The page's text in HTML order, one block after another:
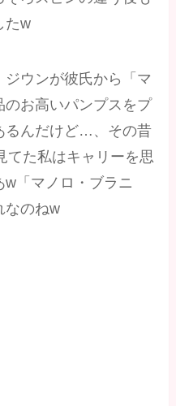
たw
ウンが彼氏から「マ
のお高いパンプスをプ
るんだけど…、その昔
てた私はキャリーを思
「マノロ・ブラニ
なのねw